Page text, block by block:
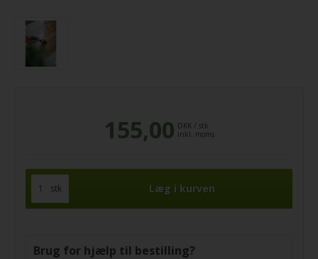
155,00 DKK/ stk
inkl. moms
stk
Brug for hjælp til bestilling?